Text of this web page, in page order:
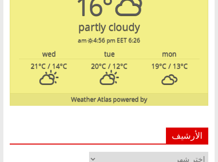
partly cloudy
6:26 am
4:56 pm EET
mon
tue
wed
19°C/ 13°C
20°C / 12°C
21°C / 14°C
powered by
Weather Atlas
الأرشيف
الأرشيف